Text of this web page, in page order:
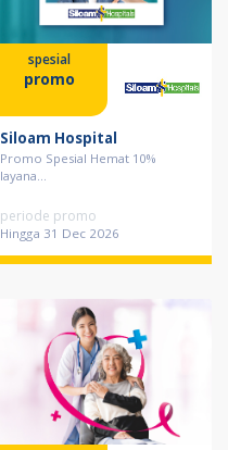
spesial
promo
Siloam Hospital
Promo Spesial Hemat 10%
layana...
periode promo
Hingga 31 Dec 2026